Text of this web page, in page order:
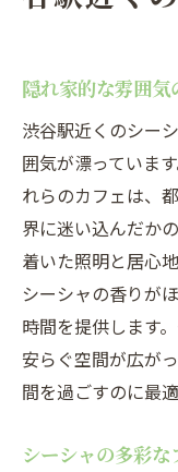
隠れ家的な雰囲気
渋谷駅近くのシー
囲気が漂っていま
れらのカフェは、
界に迷い込んだか
着いた照明と居心
シーシャの香りが
時間を提供します
安らぐ空間が広が
間を過ごすのに最
シーシャの多彩な